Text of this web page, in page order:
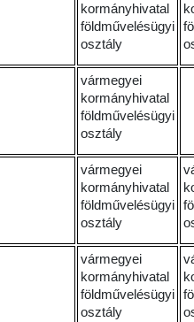
kormányhivatal
földművelésügyi
osztály
vármegyei
kormányhivatal
földművelésügyi
osztály
vármegyei
kormányhivatal
földművelésügyi
osztály
vármegyei
kormányhivatal
földművelésügyi
osztály